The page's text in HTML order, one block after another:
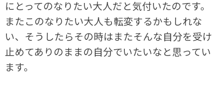
にとってのなりたい大人だと気付いたのです。
またこのなりたい大人も転変するかもしれな
い、そうしたらその時はまたそんな自分を受け
止めてありのままの自分でいたいなと思ってい
ます。